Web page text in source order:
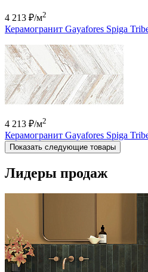
4 213 ₽/м2
Керамогранит Gayafores Spiga
4 213 ₽/м2
Керамогранит Gayafores Spiga
Показать следующие товары
Лидеры продаж